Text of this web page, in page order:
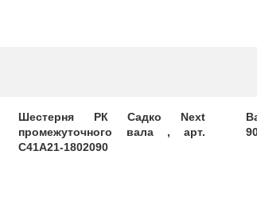
Шестерня РК Садко Next
промежуточного вала , арт.
C41A21-1802090